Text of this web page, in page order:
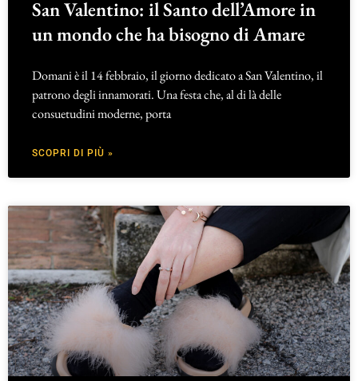
San Valentino: il Santo dell’Amore in
un mondo che ha bisogno di Amare
Domani è il 14 febbraio, il giorno dedicato a San Valentino, il
patrono degli innamorati. Una festa che, al di là delle
consuetudini moderne, porta
SCOPRI DI PIÙ »